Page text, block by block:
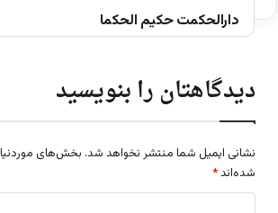
دارالحکمت حکیم الحکما
دیدگاهتان را بنویسید
نشانی ایمیل شما منتشر نخواهد شد. بخش‌های
شده‌اند *